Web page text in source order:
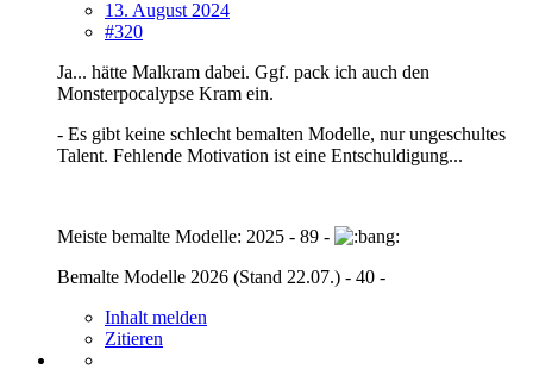
13. August 2024
#320
Ja... hätte Malkram dabei. Ggf. pack ich auch den
Monsterpocalypse Kram ein.
- Es gibt keine schlecht bemalten Modelle, nur ungeschultes
Talent. Fehlende Motivation ist eine Entschuldigung...
Meiste bemalte Modelle: 2025 - 89 -
Bemalte Modelle 2026 (Stand 22.07.) - 40 -
Inhalt melden
Zitieren